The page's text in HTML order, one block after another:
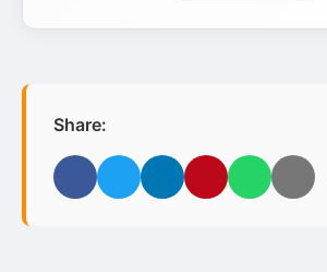
Share:
Facebook
Twitter LinkedInPinterestWhatsApp
Email